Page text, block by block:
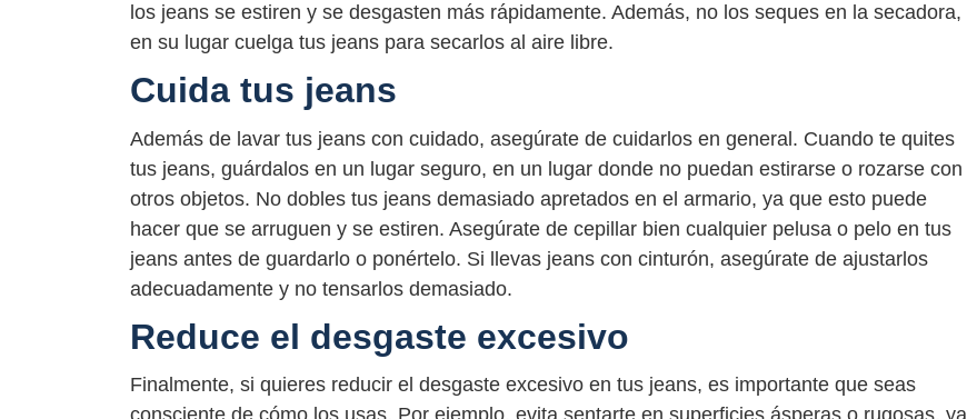
los jeans se estiren y se desgasten más rápidamente. Además, no los seques en la secadora,
en su lugar cuelga tus jeans para secarlos al aire libre.
Cuida tus jeans
Además de lavar tus jeans con cuidado, asegúrate de cuidarlos en general. Cuando te quites
tus jeans, guárdalos en un lugar seguro, en un lugar donde no puedan estirarse o rozarse con
otros objetos. No dobles tus jeans demasiado apretados en el armario, ya que esto puede
hacer que se arruguen y se estiren. Asegúrate de cepillar bien cualquier pelusa o pelo en tus
jeans antes de guardarlo o ponértelo. Si llevas jeans con cinturón, asegúrate de ajustarlos
adecuadamente y no tensarlos demasiado.
Reduce el desgaste excesivo
Finalmente, si quieres reducir el desgaste excesivo en tus jeans, es importante que seas
consciente de cómo los usas. Por ejemplo, evita sentarte en superficies ásperas o rugosas, ya